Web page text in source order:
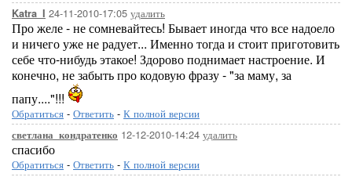
Katra_I 24-11-2010-17:05 удалить
Про желе - не сомневайтесь! Бывает иногда что все надоело
и ничего уже не радует... Именно тогда и стоит приготовить
себе что-нибудь этакое! Здорово поднимает настроение. И
конечно, не забыть про кодовую фразу - "за маму, за
папу...."!!!
Обратиться - Ответить - К полной версии
светлана_кондратенко 12-12-2010-14:24 удалить
спасибо
Обратиться - Ответить - К полной версии